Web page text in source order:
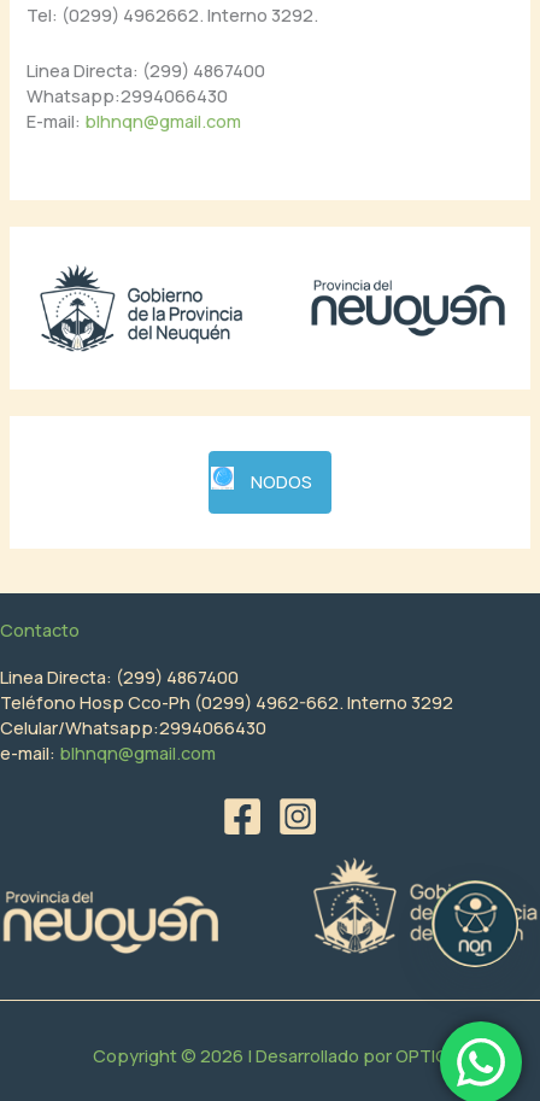
Tel: (0299) 4962662. Interno 3292.
Linea Directa: (299) 4867400
Whatsapp:2994066430
E-mail: blhnqn@gmail.com
NODOS
Contacto
Linea Directa: (299) 4867400
Teléfono Hosp Cco-Ph (0299) 4962-662. Interno 3292
Celular/Whatsapp:2994066430
e-mail: blhnqn@gmail.com
Copyright © 2026 | Desarrollado porOPTIC